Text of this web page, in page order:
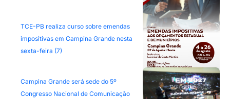
TCE-PB realiza curso sobre emendas
impositivas em Campina Grande nesta
sexta-feira (7)
Campina Grande será sede do 5º
Congresso Nacional de Comunicação